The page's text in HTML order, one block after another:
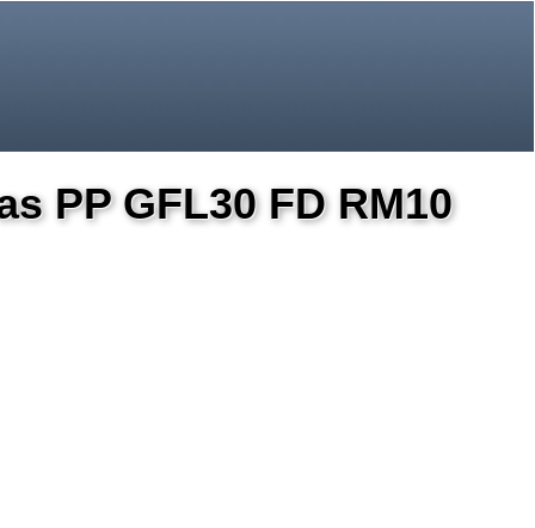
PP GFL30 FD RM10